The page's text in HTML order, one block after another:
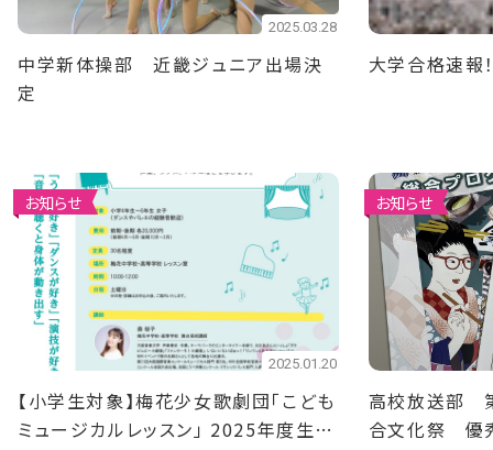
2025.03.28
中学新体操部 近畿ジュニア出場決
定
大学合格速報
お知らせ
2025.01.20
【小学生対象】梅花少女歌劇団「こども
ミュージカルレッスン」 2025年度生募
お知らせ
高校放送部
合文化祭 優